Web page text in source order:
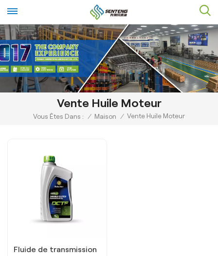
Vente Huile Moteur
Vous Êtes Dans : / Maison / Vente Huile Moteur
Fluide de transmission